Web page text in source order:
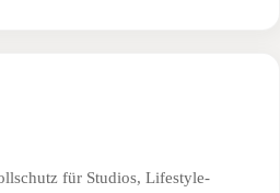
für Studios, Lifestyle-